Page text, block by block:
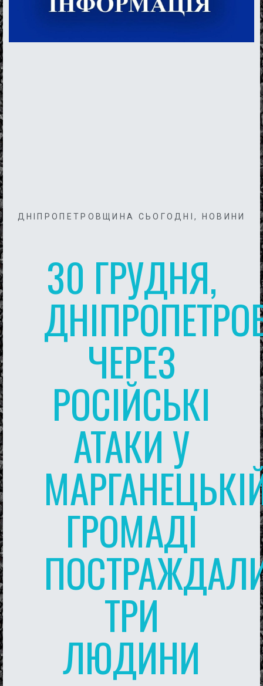
ДНІПРОПЕТРОВЩИНА СЬОГОДНІ, НОВИНИ
30 ГРУДНЯ,
ЧЕРЕЗ
РОСІЙСЬКІ
АТАКИ У
ГРОМАДІ
ТРИ
ЛЮДИНИ